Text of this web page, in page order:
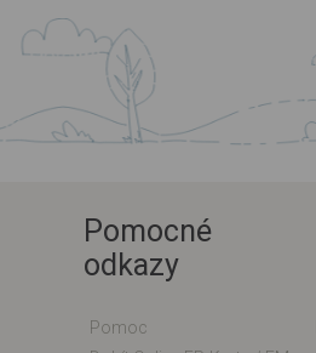
Pomocné
odkazy
Pomoc